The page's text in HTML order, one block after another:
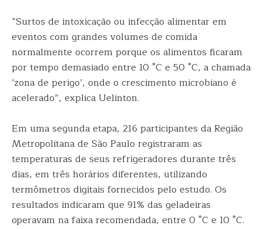
“Surtos de intoxicação ou infecção alimentar em
eventos com grandes volumes de comida
normalmente ocorrem porque os alimentos ficaram
por tempo demasiado entre 10 °C e 50 °C, a chamada
‘zona de perigo’, onde o crescimento microbiano é
acelerado”, explica Uelinton.
Em uma segunda etapa, 216 participantes da Região
Metropolitana de São Paulo registraram as
temperaturas de seus refrigeradores durante três
dias, em três horários diferentes, utilizando
termômetros digitais fornecidos pelo estudo. Os
resultados indicaram que 91% das geladeiras
operavam na faixa recomendada, entre 0 °C e 10 °C.